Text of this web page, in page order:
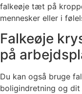
falkeøje tæt på
mennesker eller i
Falkeøje
på
Du kan også bruge
boligindretning og dit